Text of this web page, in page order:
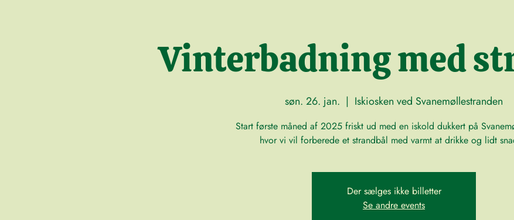
Vinterbadning med
søn. 26. jan.
  |
Iskiosken ved Svanemøllestranden
Start første måned af 2025 friskt ud med en iskold dukkert på
hvor vi vil forberede et strandbål med varmt at drikke og lidt
Der sælges ikke billetter
Se andre events